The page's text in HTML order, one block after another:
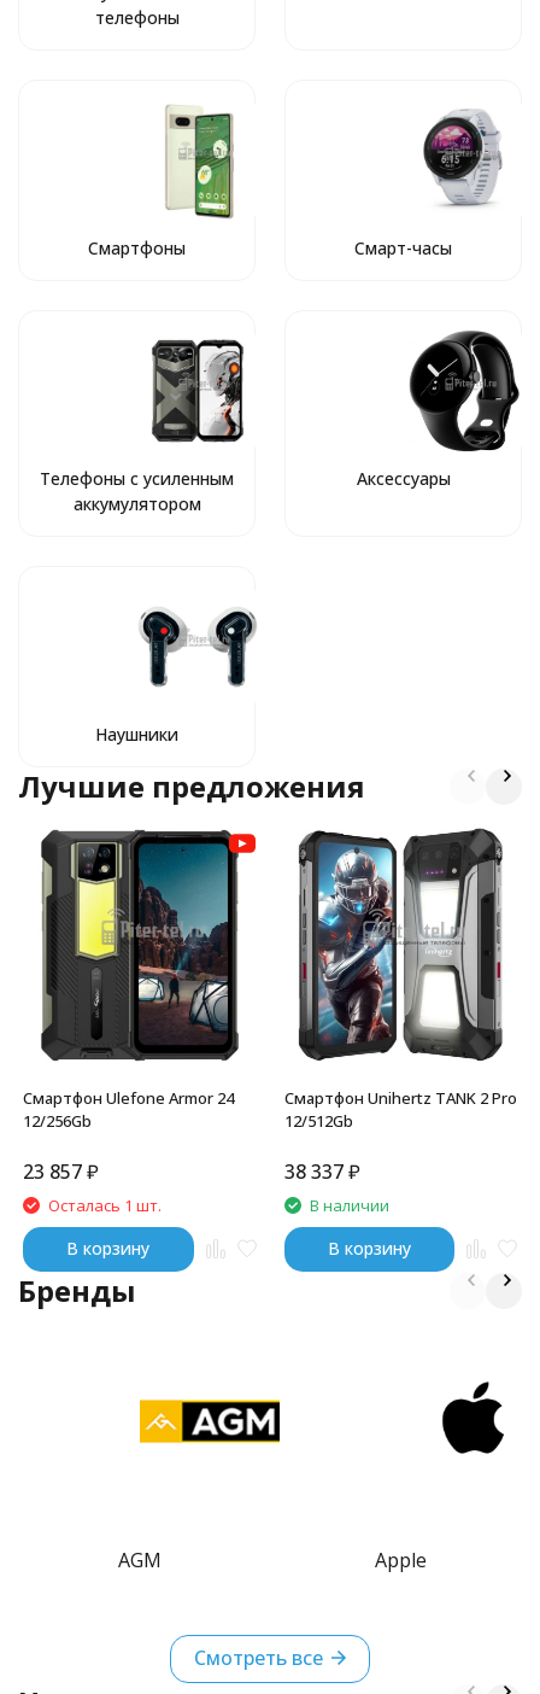
телефоны
Смартфоны Смарт-часы
Телефоны с усиленным
аккумулятором
Аксессуары
Наушники
Лучшие предложения
Смартфон Ulefone Armor 24
12/256Gb
23 857₽
Осталась 1 шт.
В корзину
Смартфон Unihertz TANK 2 Pro
12/512Gb
38 337 ₽
В наличии
В корзину
Бренды
AGM Apple
Смотреть все